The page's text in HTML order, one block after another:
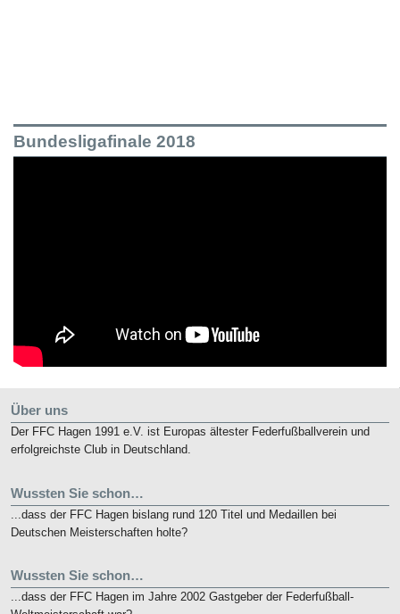
Bundesligafinale 2018
Über uns
Der FFC Hagen 1991 e.V. ist Europas ältester Federfußballverein und
erfolgreichste Club in Deutschland.
Wussten Sie schon…
...dass der FFC Hagen bislang rund 120 Titel und Medaillen bei
Deutschen Meisterschaften holte?
Wussten Sie schon…
...dass der FFC Hagen im Jahre 2002 Gastgeber der Federfußball-